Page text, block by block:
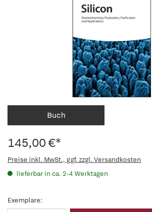
Buch
145,00 €*
Preise inkl. MwSt., ggf. zzgl. Versandkosten
lieferbar in ca. 2-4 Werktagen
Exemplare: